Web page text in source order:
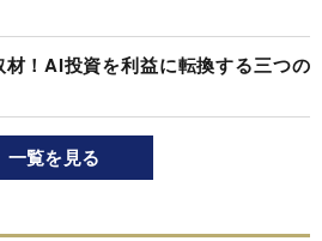
！AI投資を利益に転換する三つの
一覧を見る